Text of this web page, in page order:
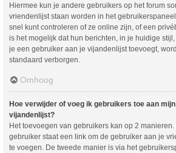
Hiermee kun je andere gebruikers op het forum
vriendenlijst staan worden in het
snel kunt controleren of ze online zijn, of een
is het mogelijk dat hun berichten, in je huidige
je een gebruiker aan je vijandenlijst toevoegt,
standaard verborgen.
Omhoog
Hoe verwijder of voeg ik gebruikers toe aan
vijandenlijst?
Het toevoegen van gebruikers kan op 2
gebruiker staat een link om de gebruiker aan je
te voegen. De tweede manier is via het